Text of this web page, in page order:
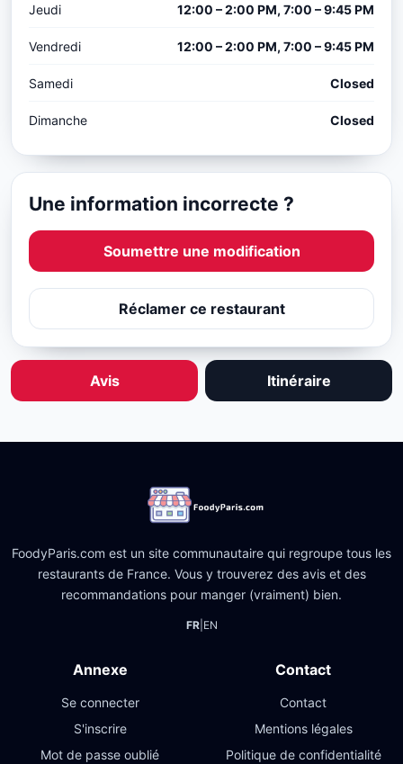
Jeudi 12:00 – 2:00 PM, 7:00 – 9:45 PM
Vendredi 12:00 – 2:00 PM, 7:00 – 9:45 PM
Samedi Closed
Dimanche Closed
Une information incorrecte ?
Soumettre une modification
Réclamer ce restaurant
Avis Itinéraire
FoodyParis.com est un site communautaire qui regroupe tous les
restaurants de France. Vous y trouverez des avis et des
recommandations pour manger (vraiment) bien.
FR| EN
Annexe
Se connecter
S'inscrire
Mot de passe oublié
Contact
Contact
Mentions légales
Politique de confidentialité